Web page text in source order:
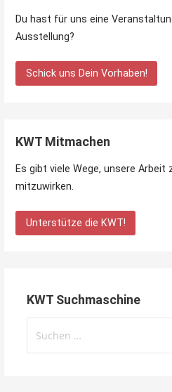
Du hast für uns eine
Ausstellung?
Schick uns Dein Vorhaben!
KWT Mitmachen
Es gibt viele Wege, unsere
mitzuwirken.
Unterstütze die KWT!
KWT Suchmaschine
nach: